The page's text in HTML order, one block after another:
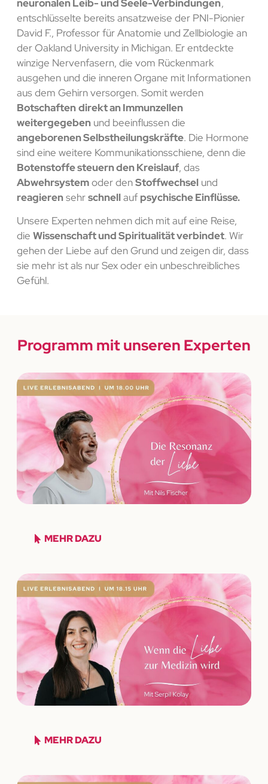
neuronalen Leib- und Seele-Verbindungen,
entschlüsselte bereits ansatzweise der PNI-Pionier
David F., Professor für Anatomie und Zellbiologie an
der Oakland University in Michigan. Er entdeckte
winzige Nervenfasern, die vom Rückenmark
ausgehen und die inneren Organe mit Informationen
aus dem Gehirn versorgen. Somit werden
Botschaftendirekt an Immunzellen
weitergegebenund beeinflussen die
angeborenen Selbstheilungskräfte. Die Hormone
sind eine weitere Kommunikationsschiene, denn die
Botenstoffe steuern den Kreislauf, das
Abwehrsystemoder denStoffwechselund
reagierensehrschnellauf psychische Einflüsse.
Unsere Experten nehmen dich mit auf eine Reise,
die Wissenschaft und Spiritualität verbindet. Wir
gehen der Liebe auf den Grund und zeigen dir, dass
sie mehr ist als nur Sex oder ein unbeschreibliches
Gefühl.
Programm mit unseren Experten
MEHR DAZU
MEHR DAZU